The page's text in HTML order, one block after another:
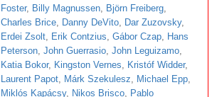
Foster, Billy Magnussen Björn Freiberg
Charles Brice
Danny DeVito Dar Zuzovsky,
Erdei Zsolt
Erik Contzius Gábor Czap
Hans
Peterson John Guerrasio John Leguizamo
Katia Bokor, Kingston Vernes Kristóf Widder,
Laurent Papot
Márk Szekulesz Michael Epp
Miklós Kapácsy, Nikos Brisco
Pablo